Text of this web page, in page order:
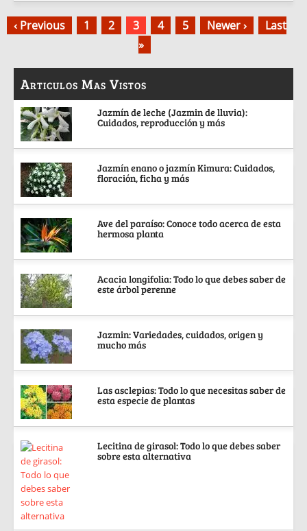
‹ Previous 1 2 3 4 5 Newer ›
Last
»
Articulos Mas Vistos
Jazmín de leche (Jazmin de lluvia):
Cuidados, reproducción y más
Jazmín enano o jazmín Kimura: Cuidados,
floración, ficha y más
Ave del paraíso: Conoce todo acerca de esta
hermosa planta
Acacia longifolia: Todo lo que debes saber de
este árbol perenne
Jazmin: Variedades, cuidados, origen y
mucho más
Las asclepias: Todo lo que necesitas saber de
esta especie de plantas
Lecitina de girasol: Todo lo que debes saber
sobre esta alternativa